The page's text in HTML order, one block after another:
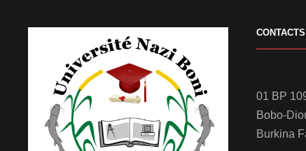
CONTACTS
01 BP
Bobo-
Burkina